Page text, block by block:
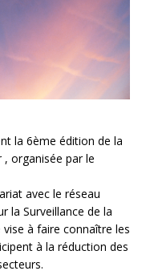
la 6ème édition de la
, organisée par le
avec le réseau
la Surveillance de la
vise à faire connaître les
à la réduction des